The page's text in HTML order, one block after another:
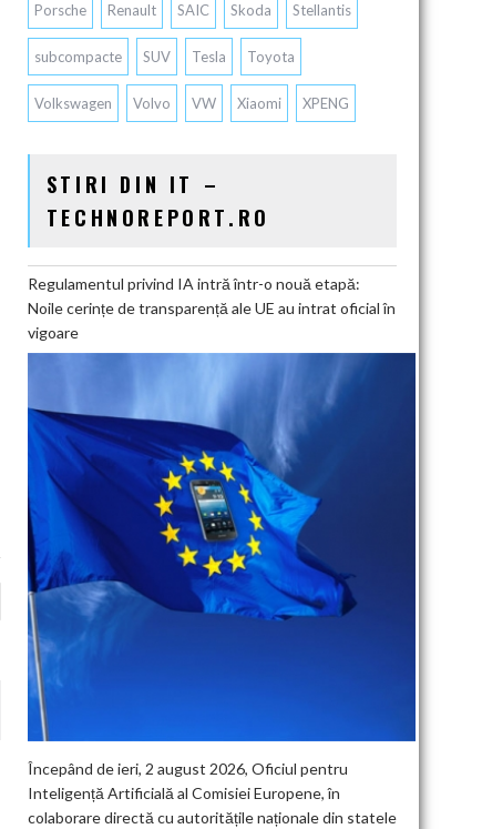
Porsche Renault SAIC Skoda Stellantis
subcompacte SUV Tesla Toyota
Volkswagen Volvo VW Xiaomi XPENG
STIRI DIN IT –
TECHNOREPORT.RO
Regulamentul privind IA intră într-o nouă etapă:
Noile cerințe de transparență ale UE au intrat oficial în
vigoare
Începând de ieri, 2 august 2026, Oficiul pentru
Inteligență Artificială al Comisiei Europene, în
colaborare directă cu autoritățile naționale din statele